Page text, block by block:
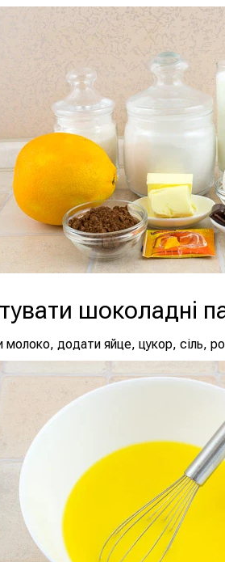
шоколадні
молоко, додати яйце, цукор, сіль,